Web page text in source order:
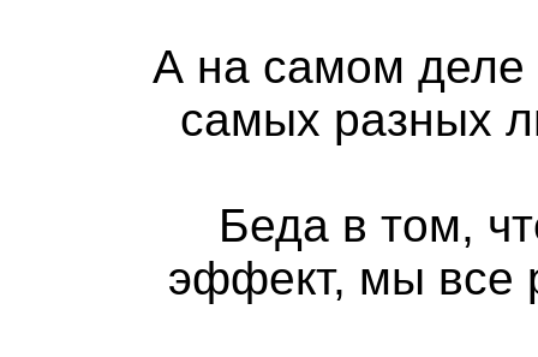
А на самом деле
самых разных
Беда в том,
эффект, мы все